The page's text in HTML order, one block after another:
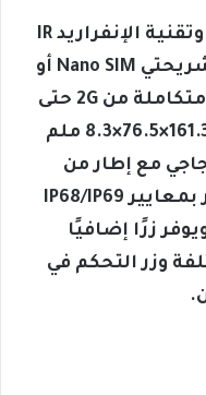
يمتاز الهاتف بدعم اتصال NFC وتقنية الإنفراريد IR
Blaster، مع إمكانية استخدام شريحتي Nano SIM أو
شريحة eSIM، وشبكات اتصال متكاملة من 2G حتى
5G، مع تصميم أنيق بقياسات 161.3×76.5×8.3 ملم
زجاجي مع إطار من
الألومنيوم مقاوم للماء والغبار بمعايير IP68/IP69
زرًا إضافيًا
وزر التحكم في